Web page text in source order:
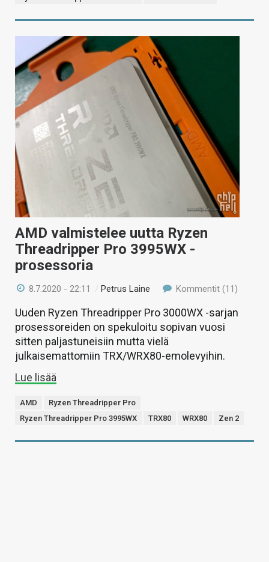
AMD valmistelee uutta Ryzen
Threadripper Pro 3995WX -
prosessoria
8.7.2020 - 22:11 /Petrus Laine Kommentit (11)
Uuden Ryzen Threadripper Pro 3000WX -sarjan
prosessoreiden on spekuloitu sopivan vuosi
sitten paljastuneisiin mutta vielä
julkaisemattomiin TRX/WRX80-emolevyihin.
Lue lisää
AMD
Ryzen Threadripper Pro
Ryzen Threadripper Pro 3995WX
TRX80 WRX80 Zen 2